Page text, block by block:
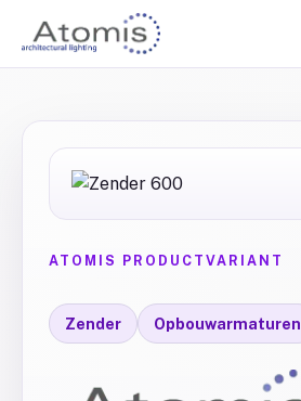
ATOMIS PRODUCTVARIANT
Zender Opbouwarmaturen